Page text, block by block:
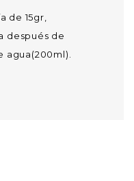
de 15gr,
después de
agua(200ml).